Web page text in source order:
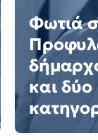
Φωτιά
και δύο